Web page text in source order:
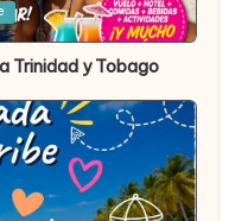
Trinidad y Tobago